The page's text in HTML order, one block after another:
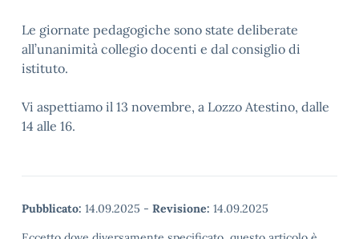
Le giornate pedagogiche sono state deliberate
all’unanimità collegio docenti e dal consiglio di
istituto.
Vi aspettiamo il 13 novembre, a Lozzo Atestino, dalle
14 alle 16.
Pubblicato: 14.09.2025 - Revisione: 14.09.2025